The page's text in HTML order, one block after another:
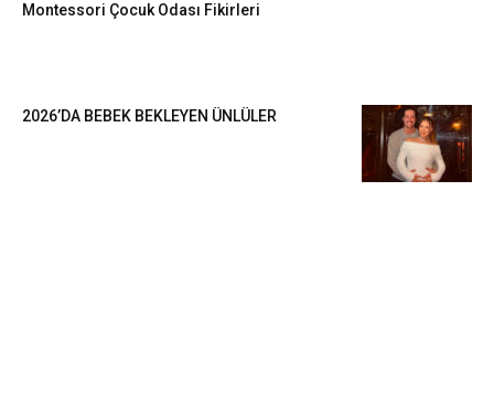
Montessori Çocuk Odası Fikirleri
2026’DA BEBEK BEKLEYEN ÜNLÜLER